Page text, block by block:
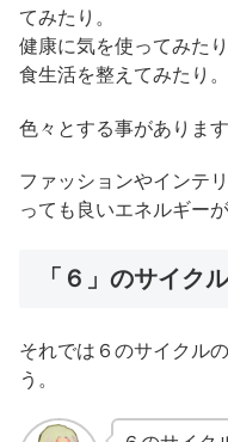
てみたり。
健康に気を使ってみたり
食生活を整えてみたり。
色々とする事があります
ファッションやインテ
っても良いエネルギー
「６」のサイク
それでは６のサイクル
う。